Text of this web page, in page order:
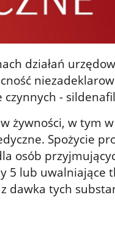
działań
-
żywności, w tym
Spożycie
osób
5 lub uwalniające
dawka tych